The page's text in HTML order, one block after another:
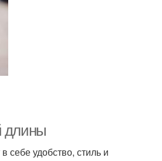
длины
себе удобство, стиль и